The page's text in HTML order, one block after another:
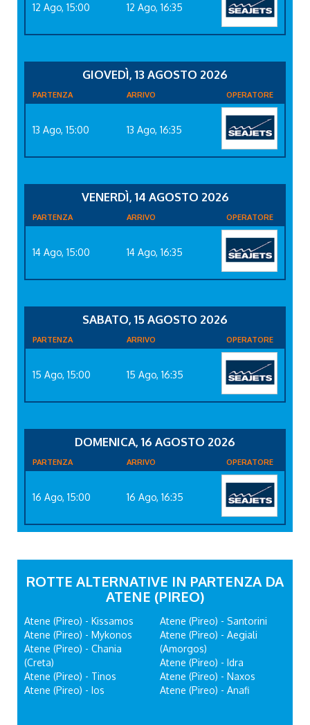
12 Ago, 15:00 12 Ago, 16:35
GIOVEDÌ, 13 AGOSTO 2026
PARTENZA ARRIVO OPERATORE
13 Ago, 15:00 13 Ago, 16:35
VENERDÌ, 14 AGOSTO 2026
PARTENZA ARRIVO OPERATORE
14 Ago, 15:00 14 Ago, 16:35
SABATO, 15 AGOSTO 2026
PARTENZA ARRIVO OPERATORE
15 Ago, 15:00 15 Ago, 16:35
DOMENICA, 16 AGOSTO 2026
PARTENZA ARRIVO OPERATORE
16 Ago, 15:00 16 Ago, 16:35
ROTTE ALTERNATIVE IN PARTENZA DA
ATENE (PIREO)
Atene (Pireo) - Kissamos
Atene (Pireo) - Mykonos
Atene (Pireo) - Chania
(Creta)
Atene (Pireo) - Tinos
Atene (Pireo) - Ios
Atene (Pireo) - Santorini
Atene (Pireo) - Aegiali
(Amorgos)
Atene (Pireo) - Idra
Atene (Pireo) - Naxos
Atene (Pireo) - Anafi